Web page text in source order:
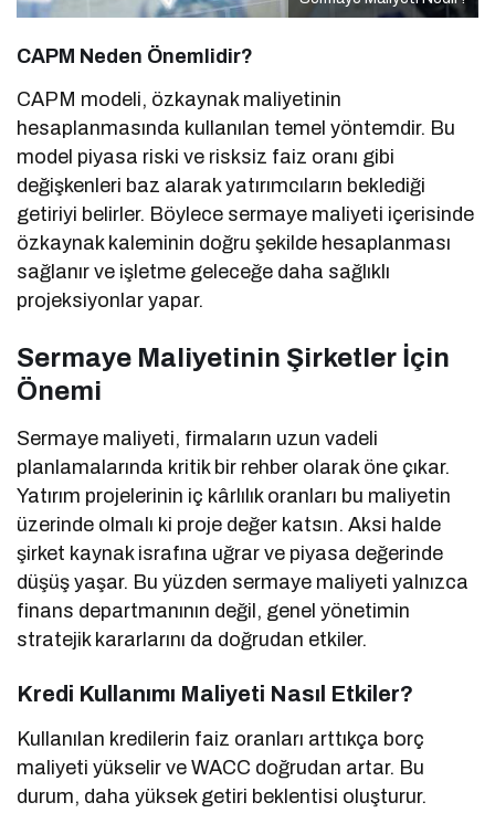
CAPM Neden Önemlidir?
CAPM modeli, özkaynak maliyetinin
hesaplanmasında kullanılan temel yöntemdir. Bu
model piyasa riski ve risksiz faiz oranı gibi
değişkenleri baz alarak yatırımcıların beklediği
getiriyi belirler. Böylece sermaye maliyeti içerisinde
özkaynak kaleminin doğru şekilde hesaplanması
sağlanır ve işletme geleceğe daha sağlıklı
projeksiyonlar yapar.
Sermaye Maliyetinin Şirketler İçin
Önemi
Sermaye maliyeti, firmaların uzun vadeli
planlamalarında kritik bir rehber olarak öne çıkar.
Yatırım projelerinin iç kârlılık oranları bu maliyetin
üzerinde olmalı ki proje değer katsın. Aksi halde
şirket kaynak israfına uğrar ve piyasa değerinde
düşüş yaşar. Bu yüzden sermaye maliyeti yalnızca
finans departmanının değil, genel yönetimin
stratejik kararlarını da doğrudan etkiler.
Kredi Kullanımı Maliyeti Nasıl Etkiler?
Kullanılan kredilerin faiz oranları arttıkça borç
maliyeti yükselir ve WACC doğrudan artar. Bu
durum, daha yüksek getiri beklentisi oluşturur.